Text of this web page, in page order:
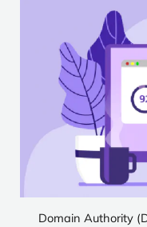
Domain Authority